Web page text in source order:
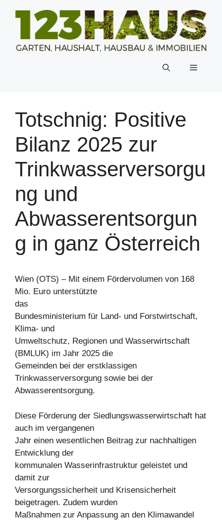
Inhalt
Menü
Totschnig: Positive
Bilanz 2025 zur
Trinkwasserversorgu
ng und
Abwasserentsorgun
g in ganz Österreich
Wien (OTS) – Mit einem Fördervolumen von 168
Mio. Euro unterstützte
das
Bundesministerium für Land- und Forstwirtschaft,
Klima- und
Umweltschutz, Regionen und Wasserwirtschaft
(BMLUK) im Jahr 2025 die
Gemeinden bei der erstklassigen
Trinkwasserversorgung sowie bei der
Abwasserentsorgung.
Diese Förderung der Siedlungswasserwirtschaft hat
auch im vergangenen
Jahr einen wesentlichen Beitrag zur nachhaltigen
Entwicklung der
kommunalen Wasserinfrastruktur geleistet und
damit zur
Versorgungssicherheit und Krisensicherheit
beigetragen. Zudem wurden
Maßnahmen zur Anpassung an den Klimawandel